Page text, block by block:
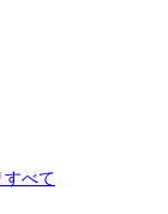
すべて